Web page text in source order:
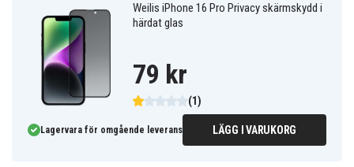
Weilis iPhone 16 Pro Privacy skärmskydd i
härdat glas
(1)
79 kr
Lagervara för omgående leverans LÄGG I VARUKORG